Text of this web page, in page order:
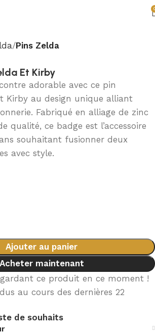
Pins Zelda
Et Kirby
adorable avec ce pin
Kirby au design unique alliant
Fabriqué en alliage de zinc
qualité, ce badge est l’accessoire
souhaitant fusionner deux
avec style.
Ajouter au panier
Acheter maintenant
ce produit en ce moment !
au cours des dernières 22
de souhaits